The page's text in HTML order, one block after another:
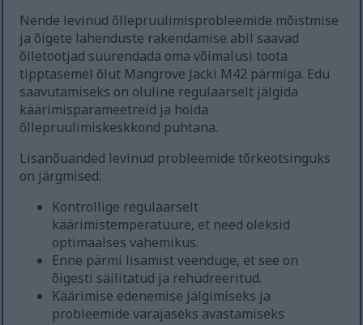
Nende levinud õllepruulimisprobleemide mõistmise
ja õigete lahenduste rakendamise abil saavad
õlletootjad suurendada oma võimalusi toota
tipptasemel õlut Mangrove Jacki M42 pärmiga. Edu
saavutamiseks on oluline regulaarselt jälgida
käärimisparameetreid ja hoida
õllepruulimiskeskkond puhtana.
Lisanõuanded levinud probleemide tõrkeotsinguks
on järgmised:
Kontrollige regulaarselt
käärimistemperatuure, et need oleksid
optimaalses vahemikus.
Enne pärmi lisamist veenduge, et see on
õigesti säilitatud ja rehüdreeritud.
Käärimise edenemise jälgimiseks ja
probleemide varajaseks avastamiseks